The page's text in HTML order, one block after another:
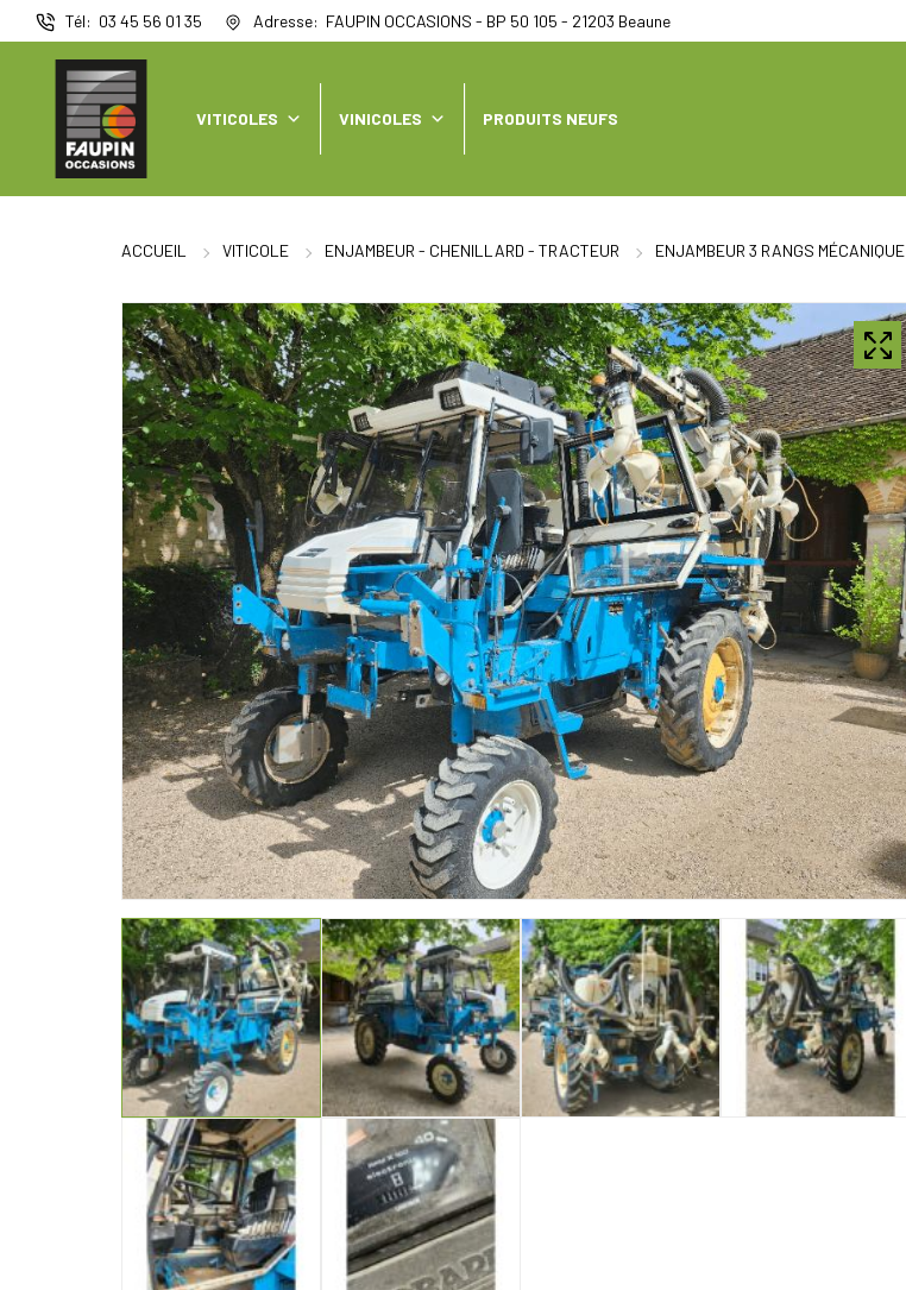
Tél 03 45 56 01 35 Adresse FAUPIN OCCASIONS - BP 50 105 - 21203 Beaune
VITICOLES VINICOLES PRODUITS NEUFS
ACCUEIL VITICOLE ENJAMBEUR - CHENILLARD - TRACTEUR ENJAMBEUR 3 RANGS MÉCANIQUE
Panneau de gestion des cookies